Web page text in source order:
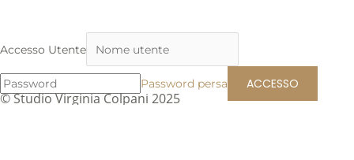
© Studio Virginia Colpani 2025
Accesso Utente
Password persa